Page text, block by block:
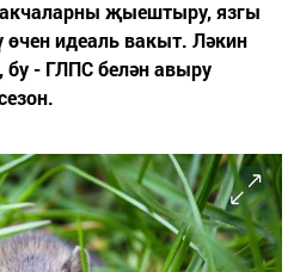
җыештыру, язгы
идеаль вакыт. Ләкин
бу - ГЛПС белән авыру